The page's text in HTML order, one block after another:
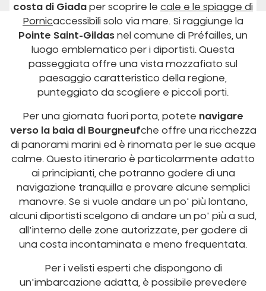
costa di Giada per scoprire le cale e le spiagge di
Pornicaccessibili solo via mare. Si raggiunge la
Pointe Saint-Gildas nel comune di Préfailles, un
luogo emblematico per i diportisti. Questa
passeggiata offre una vista mozzafiato sul
paesaggio caratteristico della regione,
punteggiato da scogliere e piccoli porti.
Per una giornata fuori porta, potete navigare
verso la baia di Bourgneufche offre una ricchezza
di panorami marini ed è rinomata per le sue acque
calme. Questo itinerario è particolarmente adatto
ai principianti, che potranno godere di una
navigazione tranquilla e provare alcune semplici
manovre. Se si vuole andare un po' più lontano,
alcuni diportisti scelgono di andare un po' più a sud,
all'interno delle zone autorizzate, per godere di
una costa incontaminata e meno frequentata.
Per i velisti esperti che dispongono di
un'imbarcazione adatta, è possibile prevedere